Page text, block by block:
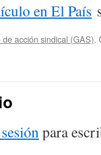
en El País
de acción sindical (GAS).
para